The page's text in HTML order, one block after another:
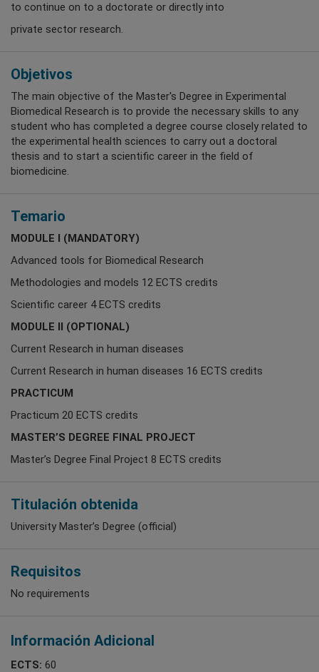
to continue on to a doctorate or directly into
private sector research.
Objetivos
The main objective of the Master's Degree in Experimental
Biomedical Research is to provide the necessary skills to any
student who has completed a degree course closely related to
the experimental health sciences to carry out a doctoral
thesis and to start a scientific career in the field of
biomedicine.
Temario
MODULE I (MANDATORY)
Advanced tools for Biomedical Research
Methodologies and models 12 ECTS credits
Scientific career 4 ECTS credits
MODULE II (OPTIONAL)
Current Research in human diseases
Current Research in human diseases 16 ECTS credits
PRACTICUM
Practicum 20 ECTS credits
MASTER’S DEGREE FINAL PROJECT
Master’s Degree Final Project 8 ECTS credits
Titulación obtenida
University Master’s Degree (official)
Requisitos
No requirements
Información Adicional
ECTS: 60